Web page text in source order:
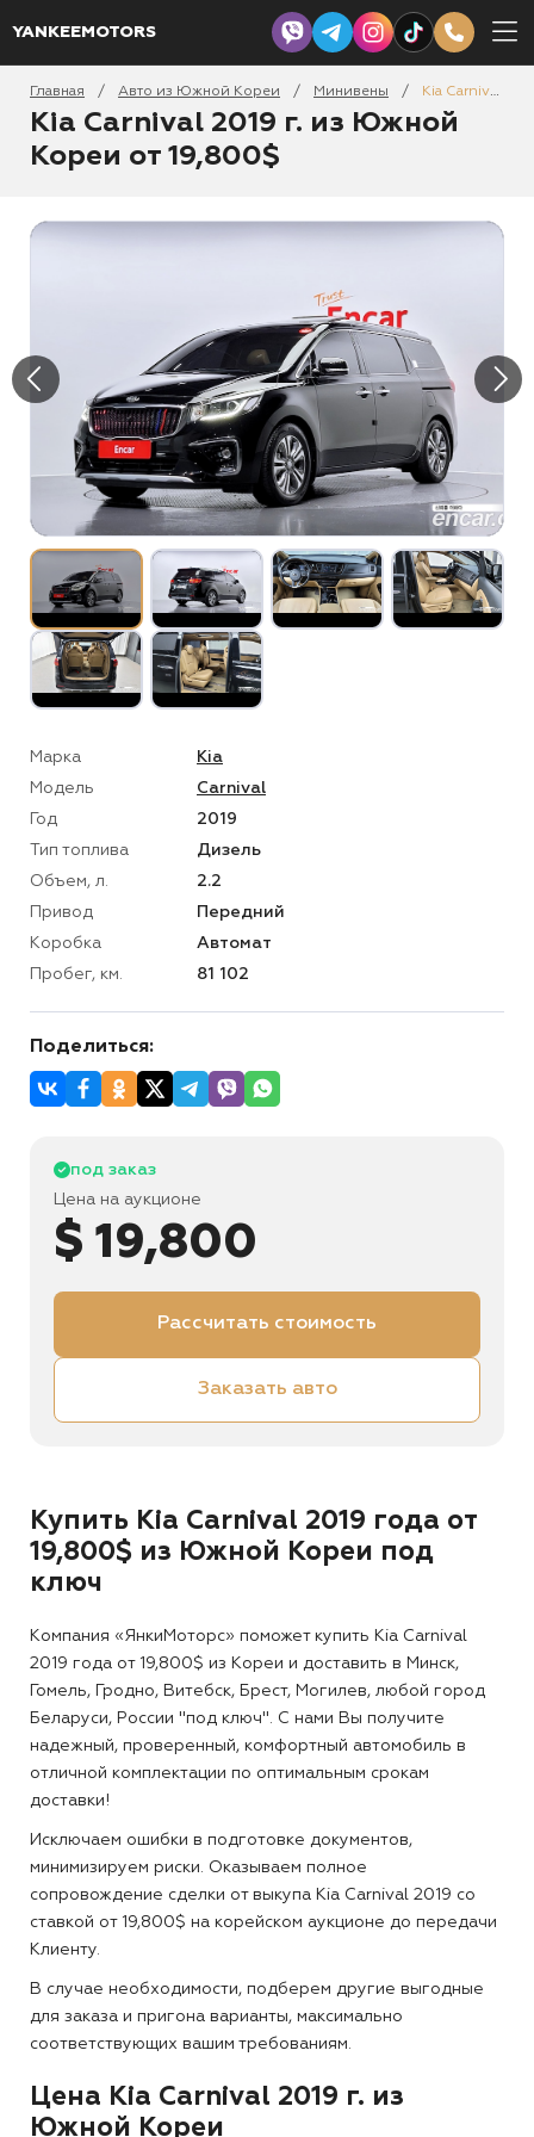
YANKEEMOTORS
Главная / Авто из Южной Кореи / Минивены / Kia Carnival 2019
Kia Carnival 2019 г. из Южной
Кореи от 19,800$
Марка
Kia
Модель
Carnival
Год
2019
Тип топлива
Дизель
Объем, л.
2.2
Привод
Передний
Коробка
Автомат
Пробег, км.
81 102
Поделиться:
под заказ
Цена на аукционе
$ 19,800
Рассчитать стоимость
Заказать авто
Купить Kia Carnival 2019 года от
19,800$ из Южной Кореи под
ключ
Компания «ЯнкиМоторс» поможет купить Kia Carnival
2019 года от 19,800$ из Кореи и доставить в Минск,
Гомель, Гродно, Витебск, Брест, Могилев, любой город
Беларуси, России "под ключ". С нами Вы получите
надежный, проверенный, комфортный автомобиль в
отличной комплектации по оптимальным срокам
доставки!
Исключаем ошибки в подготовке документов,
минимизируем риски. Оказываем полное
сопровождение сделки от выкупа Kia Carnival 2019 со
ставкой от 19,800$ на корейском аукционе до передачи
Клиенту.
В случае необходимости, подберем другие выгодные
для заказа и пригона варианты, максимально
соответствующих вашим требованиям.
Цена Kia Carnival 2019 г. из
Южной Кореи